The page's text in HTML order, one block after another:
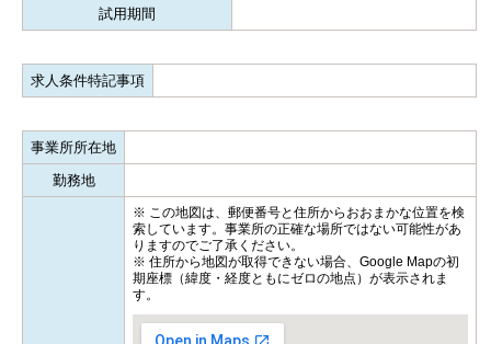
試用期間
求人条件特記事項
事業所所在地
勤務地
※ この地図は、郵便番号と住所からおおまかな位置を検
索しています。事業所の正確な場所ではない可能性があ
りますのでご了承ください。
※ 住所から地図が取得できない場合、Google Mapの初
期座標（緯度・経度ともにゼロの地点）が表示されま
す。